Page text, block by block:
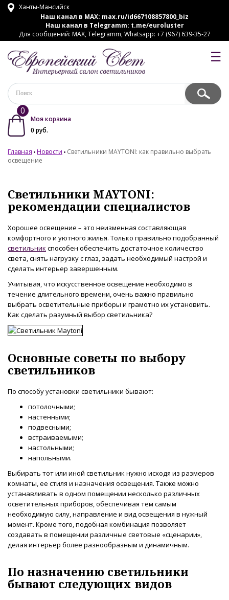
Ханты-Мансийск
Наш канал в MAX: max.ru/id667108857800_biz
Наш канал в Telegramm: t.me/euroluster
Для сообщений: MAX, Telegramm, Whatsapp: +7 (967) 639-35-27
☰
0
Моя корзина
0 руб.
Главная Новости
Светильники MAYTONI: как правильно выбрать
освещение
Светильники MAYTONI:
рекомендации специалистов
Хорошее освещение – это неизменная составляющая
комфортного и уютного жилья. Только правильно подобранный
светильник способен обеспечить достаточное количество
света, снять нагрузку с глаз, задать необходимый настрой и
сделать интерьер завершенным.
Учитывая, что искусственное освещение необходимо в
течение длительного времени, очень важно правильно
выбрать осветительные приборы и грамотно их установить.
Как сделать разумный выбор светильника?
Основные советы по выбору
светильников
По способу установки светильники бывают:
потолочными;
настенными;
подвесными;
встраиваемыми;
настольными;
напольными.
Выбирать тот или иной светильник нужно исходя из размеров
комнаты, ее стиля и назначения освещения. Также можно
устанавливать в одном помещении несколько различных
осветительных приборов, обеспечивая тем самым
необходимую силу, направление и вид освещения в нужный
момент. Кроме того, подобная комбинация позволяет
создавать в помещении различные световые «сценарии»,
делая интерьер более разнообразным и динамичным.
По назначению светильники
бывают следующих видов